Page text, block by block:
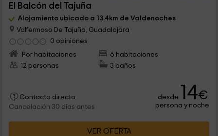
El Balcón del Tajuña
Alojamiento ubicado a 13.4km de Valdenoches
Valfermoso De Tajuña, Guadalajara
0 opiniones
Por habitaciones
6 habitaciones
12 personas
3 baños
Contacto directo
Cancelación 30 días antes
desde 14€
persona y noche
VER OFERTA